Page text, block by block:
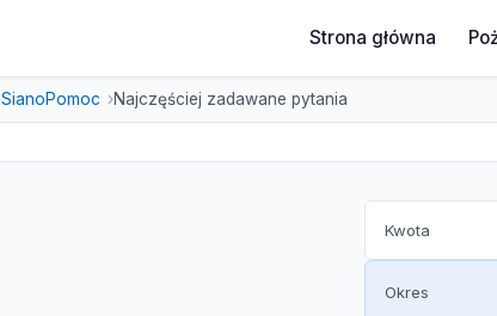
Strona główna
SianoPomoc Najczęściej zadawane pytania
Kwota
Okres